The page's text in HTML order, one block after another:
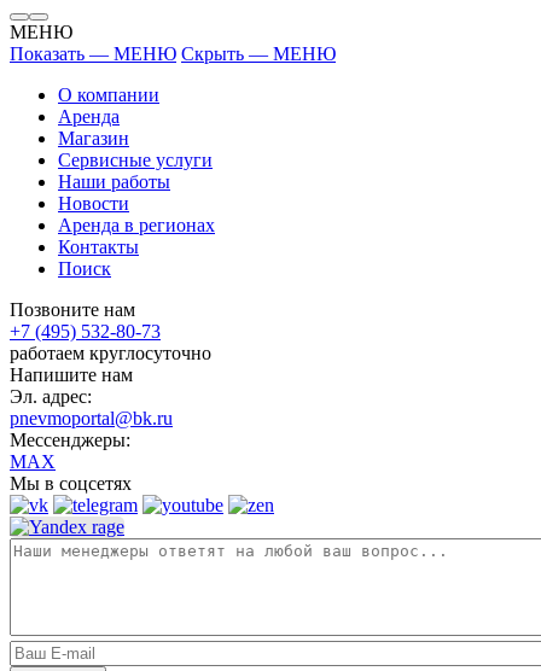
МЕНЮ
Показать — МЕНЮ Скрыть — МЕНЮ
О компании
Аренда
Магазин
Сервисные услуги
Наши работы
Новости
Аренда в регионах
Контакты
Поиск
Позвоните нам
+7 (495) 532-80-73
работаем круглосуточно
Напишите нам
Эл. адрес:
pnevmoportal@bk.ru
Мессенджеры:
MAX
Мы в соцсетях